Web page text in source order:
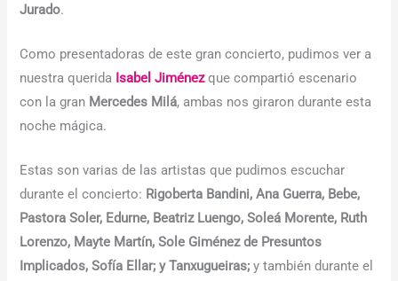
Jurado.
Como presentadoras de este gran concierto, pudimos ver a
nuestra querida Isabel Jiménezque compartió escenario
con la gran Mercedes Milá, ambas nos giraron durante esta
noche mágica.
Estas son varias de las artistas que pudimos escuchar
durante el concierto: Rigoberta Bandini, Ana Guerra, Bebe,
Pastora Soler, Edurne, Beatriz Luengo, Soleá Morente, Ruth
Lorenzo, Mayte Martín, Sole Giménez de Presuntos
Implicados, Sofía Ellar; y Tanxugueiras; y también durante el